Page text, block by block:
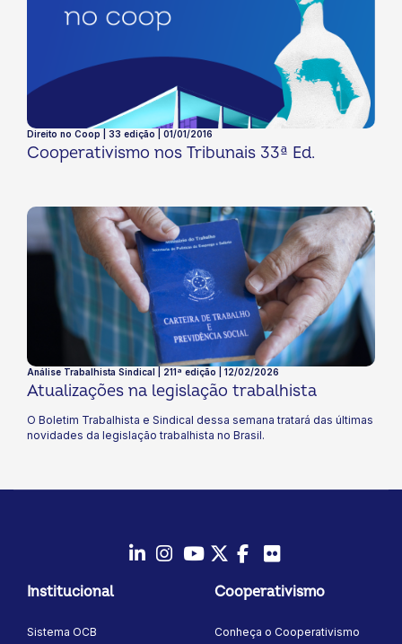
Direito no Coop | 33 edição | 01/01/2016
Cooperativismo nos Tribunais 33ª Ed.
Análise Trabalhista Sindical | 211ª edição | 12/02/2026
Atualizações na legislação trabalhista
O Boletim Trabalhista e Sindical dessa semana tratará das últimas
novidades da legislação trabalhista no Brasil.
Instagram
YoutubeTwitter/X
Facebook
Institucional
Sistema OCB
Cooperativismo
Conheça o Cooperativismo